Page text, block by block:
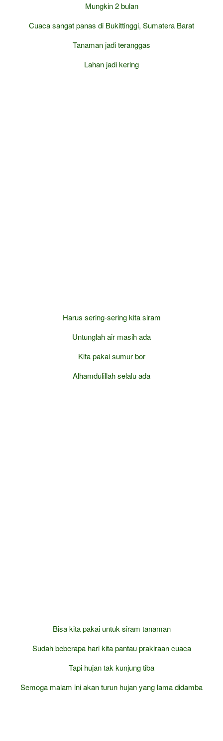
Mungkin 2 bulan
Cuaca sangat panas di Bukittinggi, Sumatera Barat
Tanaman jadi teranggas
Lahan jadi kering
Harus sering-sering kita siram
Untunglah air masih ada
Kita pakai sumur bor
Alhamdulillah selalu ada
Bisa kita pakai untuk siram tanaman
Sudah beberapa hari kita pantau prakiraan cuaca
Tapi hujan tak kunjung tiba
Semoga malam ini akan turun hujan yang lama didamba